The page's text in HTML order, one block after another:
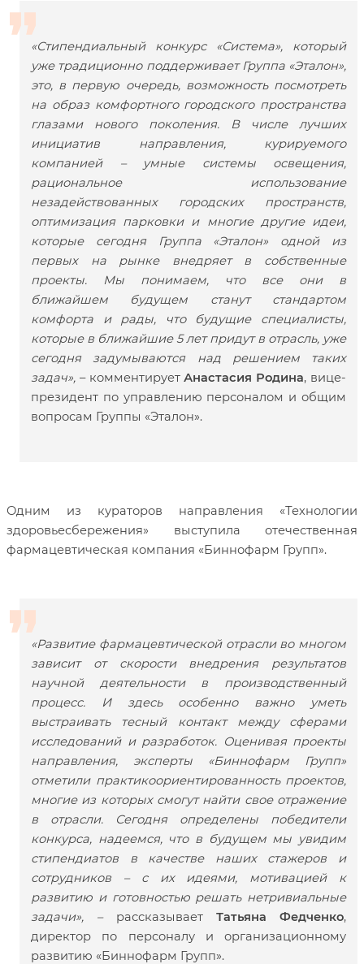
«Стипендиальный конкурс «Система», который
уже традиционно поддерживает Группа «Эталон»,
это, в первую очередь, возможность посмотреть
на образ комфортного городского пространства
глазами нового поколения. В числе лучших
инициатив направления, курируемого
компанией – умные системы освещения,
рациональное использование
незадействованных городских пространств,
оптимизация парковки и многие другие идеи,
которые сегодня Группа «Эталон» одной из
первых на рынке внедряет в собственные
проекты. Мы понимаем, что все они в
ближайшем будущем станут стандартом
комфорта и рады, что будущие специалисты,
которые в ближайшие 5 лет придут в отрасль, уже
сегодня задумываются над решением таких
задач», – комментируетАнастасия Родина, вице-
президент по управлению персоналом и общим
вопросам Группы «Эталон».
Одним из кураторов направления «Технологии
здоровьесбережения» выступила отечественная
фармацевтическая компания «Биннофарм Групп».
«Развитие фармацевтической отрасли во многом
зависит от скорости внедрения результатов
научной деятельности в производственный
процесс. И здесь особенно важно уметь
выстраивать тесный контакт между сферами
исследований и разработок. Оценивая проекты
направления, эксперты «Биннофарм Групп»
отметили практикоориентированность проектов,
многие из которых смогут найти свое отражение
в отрасли. Сегодня определены победители
конкурса, надеемся, что в будущем мы увидим
стипендиатов в качестве наших стажеров и
сотрудников – с их идеями, мотивацией к
развитию и готовностью решать нетривиальные
задачи», – рассказывает Татьяна Федченко,
директор по персоналу и организационному
развитию «Биннофарм Групп».